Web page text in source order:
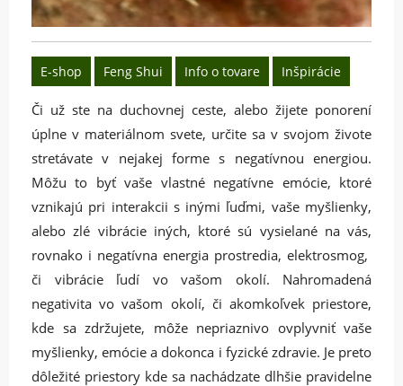
E-shop Feng Shui Info o tovare Inšpirácie
Či už ste na duchovnej ceste, alebo žijete ponorení
úplne v materiálnom svete, určite sa v svojom živote
stretávate v nejakej forme s negatívnou energiou.
Môžu to byť vaše vlastné negatívne emócie, ktoré
vznikajú pri interakcii s inými ľuďmi, vaše myšlienky,
alebo zlé vibrácie iných, ktoré sú vysielané na vás,
rovnako i negatívna energia prostredia, elektrosmog,
či vibrácie ľudí vo vašom okolí. Nahromadená
negativita vo vašom okolí, či akomkoľvek priestore,
kde sa zdržujete, môže nepriaznivo ovplyvniť vaše
myšlienky, emócie a dokonca i fyzické zdravie. Je preto
dôležité priestory kde sa nachádzate dlhšie pravidelne